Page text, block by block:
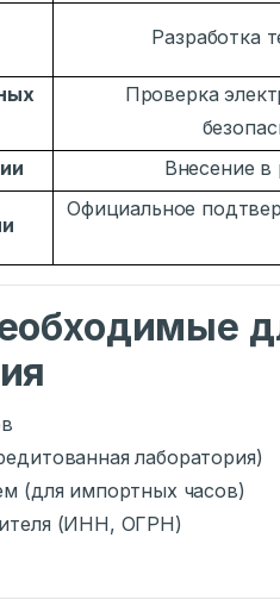
Разработка
Проверка
Внесение в
Официальное
лаборатория)
(для импортных часов)
(ИНН, ОГРН)